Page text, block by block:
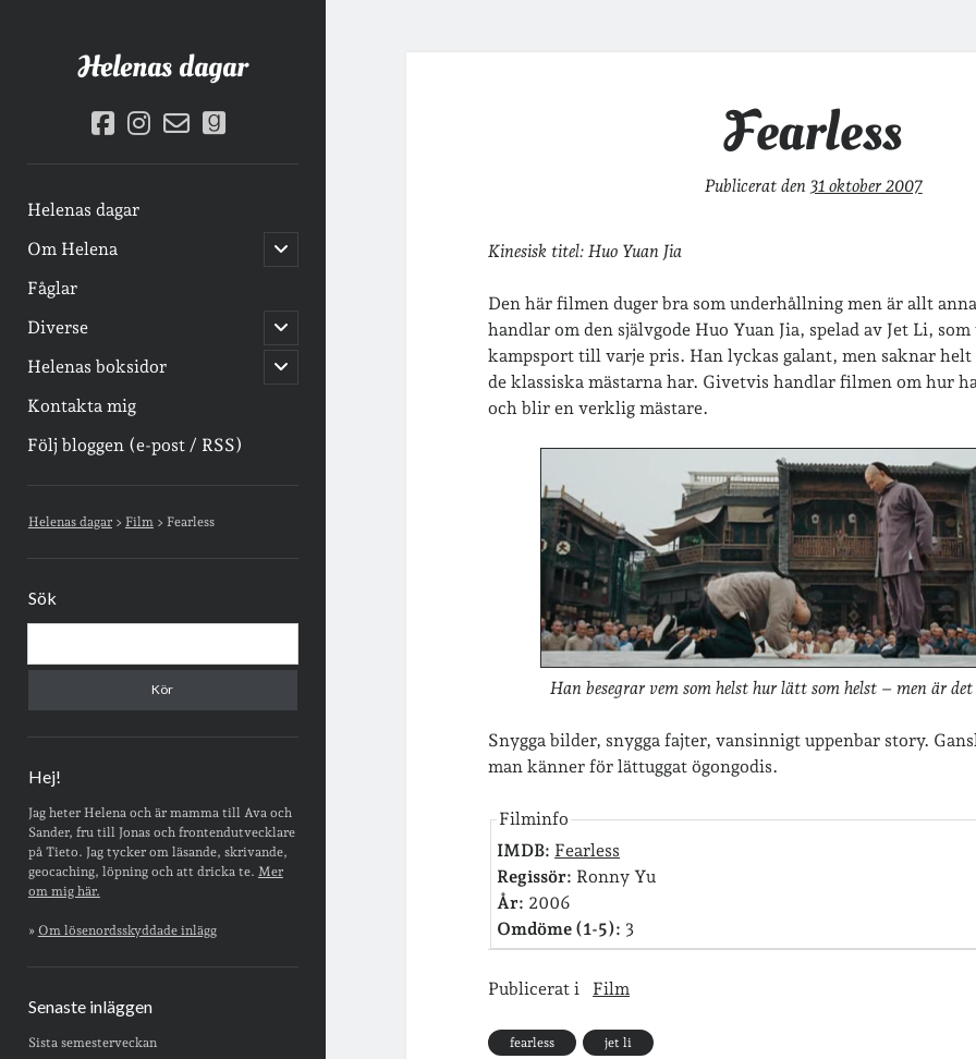
Helenas dagar
facebook
instagram
email-goodreads
Helenas dagar
Om Helena
öppna
undermeny
Fåglar
Diverse
öppna
undermeny
Helenas boksidor
öppna
undermeny
Kontakta mig
Följ bloggen (e-post / RSS)
Sidopanel
Helenas dagar> Film > Fearless
Sök
Hej!
Jag heter Helena och är mamma till Ava och
Sander, fru till Jonas och frontendutvecklare
på Tieto. Jag tycker om läsande, skrivande,
geocaching, löpning och att dricka te. Mer
om mig här.
» Om lösenordsskyddade inlägg
Senaste inläggen
Sista semesterveckan
Fearless
Publicerat den 31 oktober 2007
Kinesisk titel: Huo Yuan Jia
Den här filmen duger bra som underhållning men är allt
handlar om den självgode Huo Yuan Jia, spelad av Jet Li,
kampsport till varje pris. Han lyckas galant, men saknar helt
de klassiska mästarna har. Givetvis handlar filmen om hur
och blir en verklig mästare.
Han besegrar vem som helst hur lätt som helst – men är
Snygga bilder, snygga fajter, vansinnigt uppenbar story.
man känner för lättuggat ögongodis.
Filminfo
IMDB: Fearless
Regissör: Ronny Yu
År: 2006
Omdöme (1-5): 3
Publicerat i Film
fearless jet li